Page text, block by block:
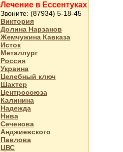
Лечение в Ессентуках
Звоните: (87934) 5-18-45
Виктория
Долина Нарзанов
Жемчужина Кавказа
Исток
Металлург
Россия
Украина
Целебный ключ
Шахтер
Центросоюза
Калинина
Надежда
Нива
Сеченова
Анджиевского
Павлова
ЦВС